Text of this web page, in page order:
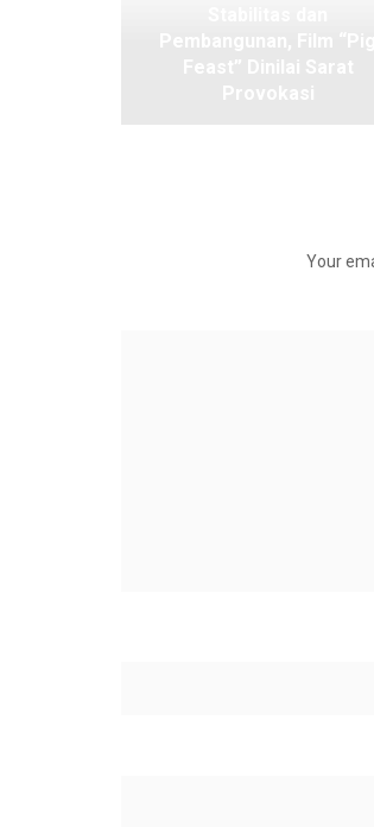
Your